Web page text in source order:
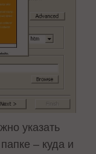
указать
– куда и